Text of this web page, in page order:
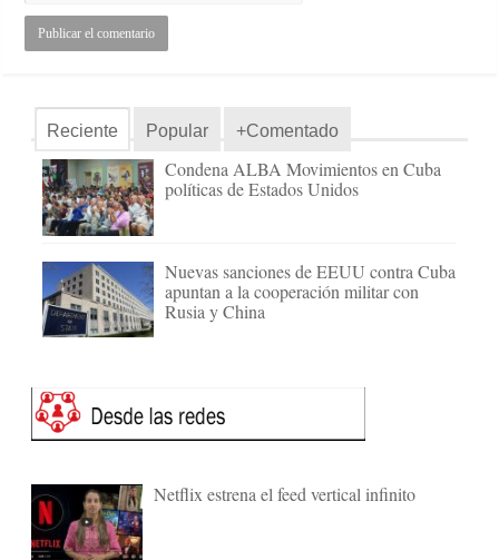
Reciente Popular +Comentado
Condena ALBA Movimientos en Cuba
políticas de Estados Unidos
Nuevas sanciones de EEUU contra Cuba
apuntan a la cooperación militar con
Rusia y China
Netflix estrena el feed vertical infinito